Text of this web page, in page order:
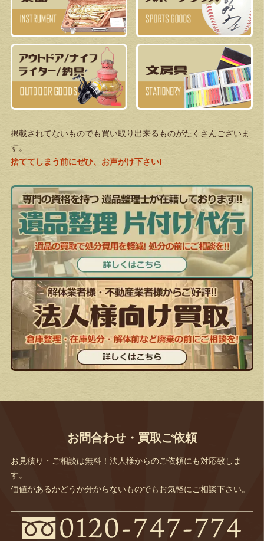
掲載されてないものでも買い取り出来るものがたくさんございま
す。
捨ててしまう前にぜひ、お声がけ下さい!
お問合わせ・買取ご依頼
お見積り・ご相談は無料！法人様からのご依頼にも対応致しま
す。
価値があるかどうか分からないものでもお気軽にご相談下さい。